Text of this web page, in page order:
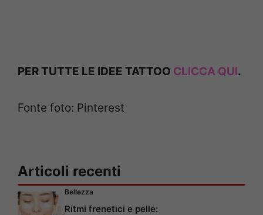
PER TUTTE LE IDEE TATTOO CLICCA QUI.
Fonte foto: Pinterest
Articoli recenti
Bellezza
Ritmi frenetici e pelle: